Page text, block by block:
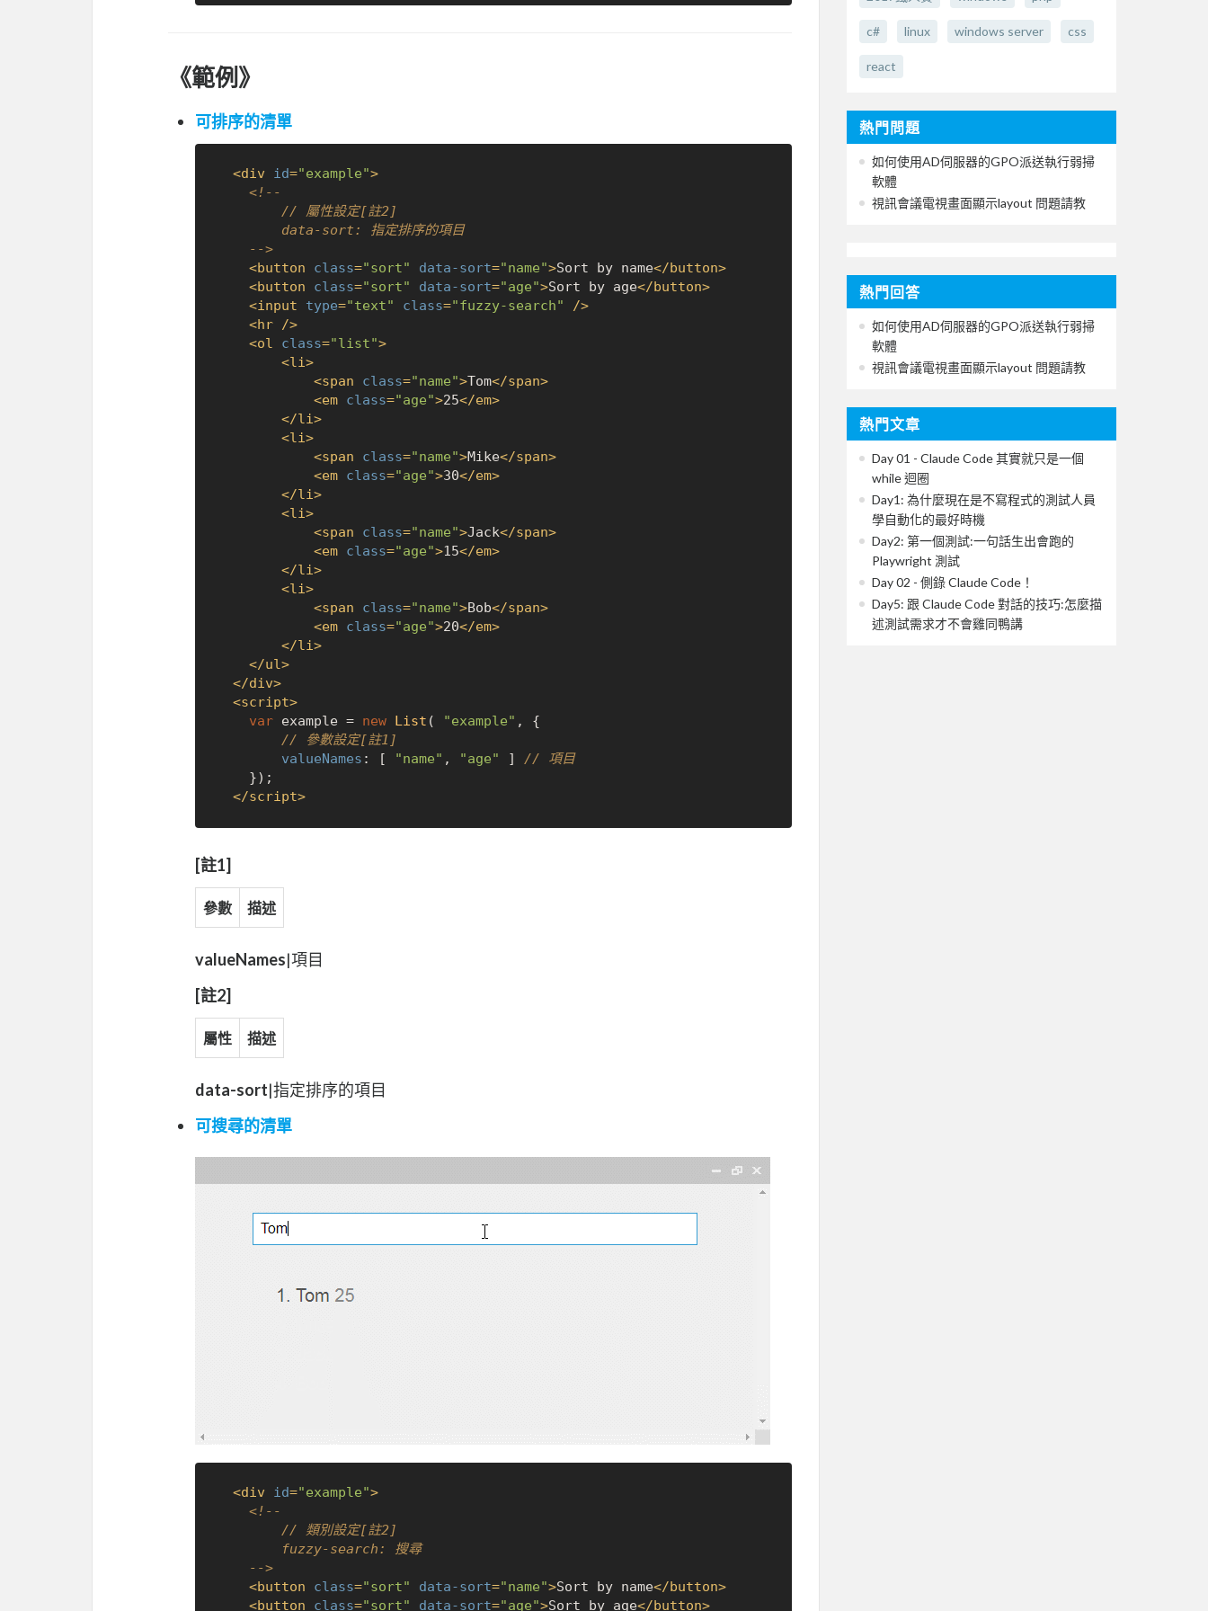
《範例》
可排序的清單
<div id="example">
<!--
  	-->
<button class="sort" data-sort="name">Sort by name</button>
<button class="sort" data-sort="age">Sort by age</button>
<input type="text" class="fuzzy-search" />
<hr />
<ol class="list">
<li>
<span class="name">Tom</span>
<em class="age">25</em>
</li>
<li>
<span class="name">Mike</span>
<em class="age">30</em>
</li>
<li>
<span class="name">Jack</span>
<em class="age">15</em>
</li>
<li>
<span class="name">Bob</span>
<em class="age">20</em>
</li>
</ul>
</div>
<script>
var example = new List ( "example" , {
// 參數設定[註1]
valueNames : [ "name" , "age" ] // 項目
</script>
[註1]
參數 描述
valueNames|項目
[註2]
屬性 描述
data-sort|指定排序的項目
可搜尋的清單
<div id="example">
<!--
  	-->
<button class="sort" data-sort="name">Sort by name</button>
<button class="sort" data-sort="age">Sort by age</button>
c# linux windows server css
react
熱門問題
如何使用AD伺服器的GPO派送執行弱掃
軟體
視訊會議電視畫面顯示layout 問題請教
熱門回答
如何使用AD伺服器的GPO派送執行弱掃
軟體
視訊會議電視畫面顯示layout 問題請教
熱門文章
Day 01 - Claude Code 其實就只是一個
while 迴圈
Day1: 為什麼現在是不寫程式的測試人員
學自動化的最好時機
Day2: 第一個測試:一句話生出會跑的
Playwright 測試
Day 02 - 側錄 Claude Code！
Day5: 跟 Claude Code 對話的技巧:怎麼描
述測試需求才不會雞同鴨講